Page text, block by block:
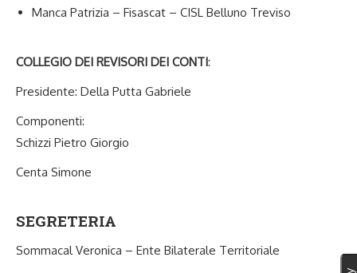
Manca Patrizia – Fisascat – CISL Belluno Treviso
COLLEGIO DEI REVISORI DEI CONTI:
Presidente: Della Putta Gabriele
Componenti:
Schizzi Pietro Giorgio
Centa Simone
SEGRETERIA
Sommacal Veronica – Ente Bilaterale Territoriale